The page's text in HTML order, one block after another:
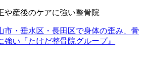
や産後のケアに強い整骨院